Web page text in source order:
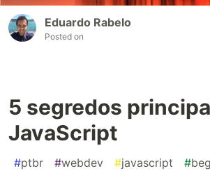
Eduardo Rabelo
Posted on
5 segredos
JavaScript
#ptbr #webdev #javascript #